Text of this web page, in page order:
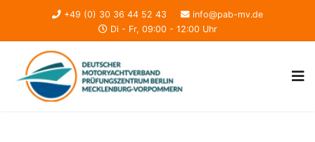
+49 (0) 30 36 44 52 43
info@pab-mv.de
Di - Fr, 09:00 - 12:00 Uhr